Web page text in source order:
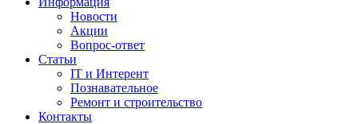
Новости
Акции
Вопрос-ответ
Статьи
IT и Интерент
Познавательное
Ремонт и строительство
Контакты